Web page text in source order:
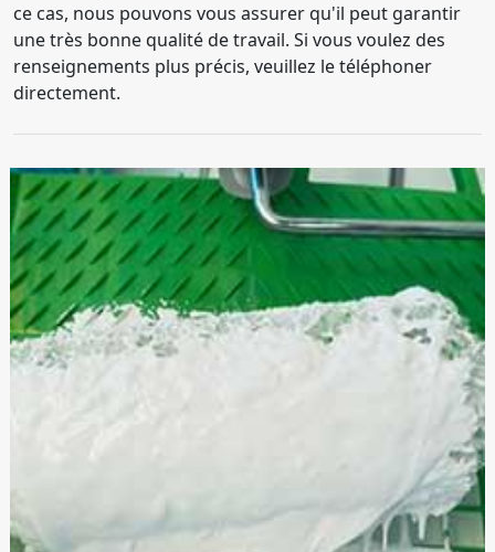
ce cas, nous pouvons vous assurer qu'il peut garantir
une très bonne qualité de travail. Si vous voulez des
renseignements plus précis, veuillez le téléphoner
directement.